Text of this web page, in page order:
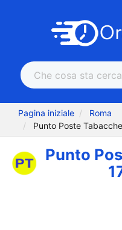
Pagina iniziale
Roma
Punto Poste
Punto